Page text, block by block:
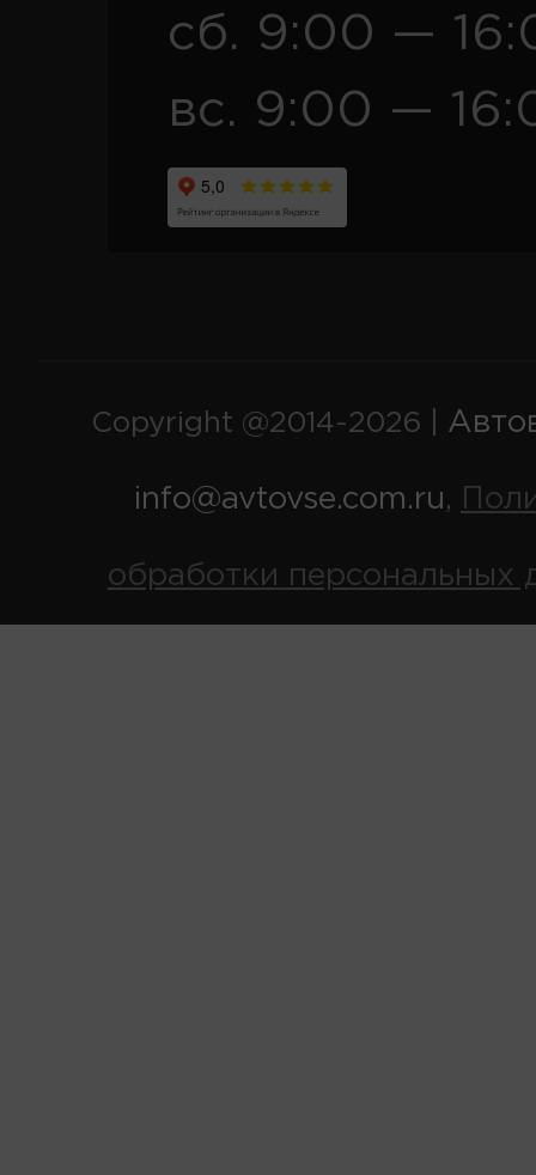
сб. 9:00 —
вс. 9:00 —
Copyright @2014-2026 |
info@avtovse.com.ru,
обработки персональных